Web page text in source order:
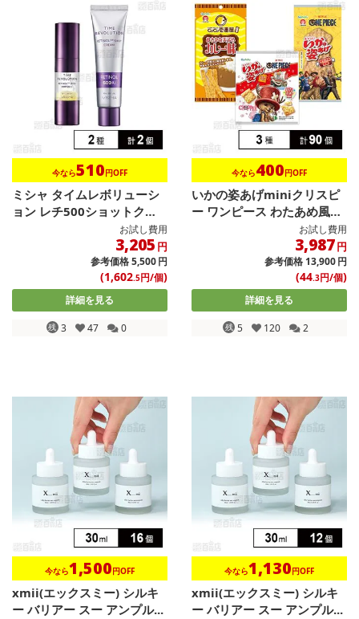
今なら510円OFF
ミシャ タイムレボリューシ
ョン レチ500ショットクリ
お試し費用
3,205 円
参考価格5,500円
(1,602.5円/個)
詳細を見る
残 3 47 0
今なら400円OFF
いかの姿あげminiクリスピ
ー ワンピース わたあめ風味
お試し費用
3,987円
参考価格13,900円
(44.3円/個)
詳細を見る
残 5 120 2
今なら1,500円OFF
xmii(エックスミー) シルキ
ー バリアー スー アンプル...
今なら1,130円OFF
xmii(エックスミー) シルキ
ー バリアー スー アンプル...